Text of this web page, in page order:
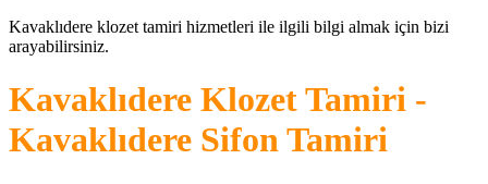
Kavaklıdere klozet tamiri hizmetleri ile ilgili bilgi almak için bizi
arayabilirsiniz.
Kavaklıdere Klozet Tamiri -
Kavaklıdere Sifon Tamiri